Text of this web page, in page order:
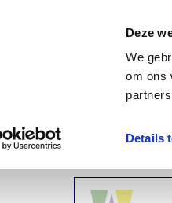
Deze
We
om ons
Details